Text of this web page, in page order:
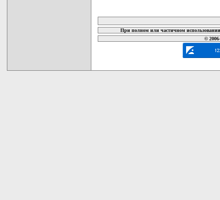
При полном или частичном
©